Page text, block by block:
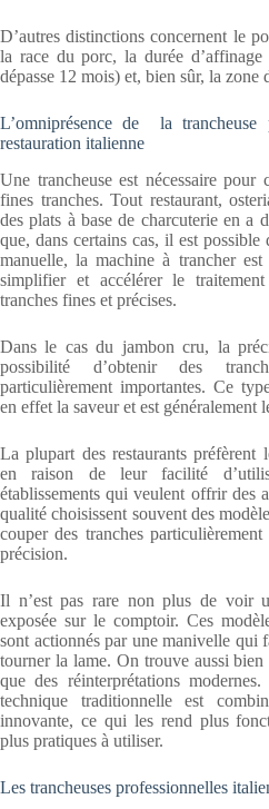
D’autres distinctions concernent le
la race du porc, la durée
dépasse 12 mois) et, bien sûr, la zone
L’omniprésence de la trancheuse
restauration italienne
Une trancheuse est nécessaire pour
fines tranches. Tout restaurant,
des plats à base de charcuterie en a
que, dans certains cas, il est
manuelle, la machine à trancher
simplifier et accélérer le
tranches fines et précises.
Dans le cas du jambon cru, la
possibilité d’obtenir des
particulièrement importantes. Ce
en effet la saveur et est généralement
La plupart des restaurants préfèrent
en raison de leur facilité
établissements qui veulent offrir des
qualité choisissent souvent des
couper des tranches
précision.
Il n’est pas rare non plus de voir
exposée sur le comptoir. Ces
sont actionnés par une manivelle qui
tourner la lame. On trouve aussi bien
que des réinterprétations
technique traditionnelle est
innovante, ce qui les rend plus
plus pratiques à utiliser.
Les trancheuses professionnelles